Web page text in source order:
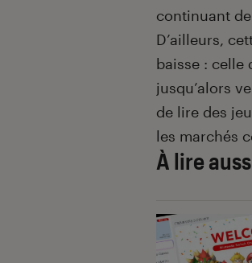
continuant
D’ailleurs,
baisse : celle
jusqu’alors
de lire des
les marchés
À lire